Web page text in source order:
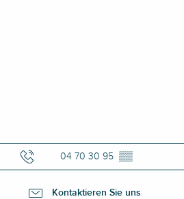
04 70 30 95 ▒▒
Kontaktieren Sie uns